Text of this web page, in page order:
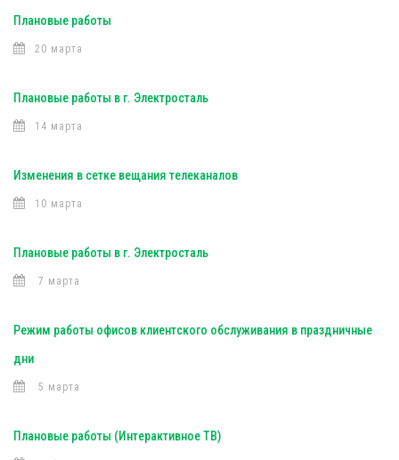
Плановые работы
20 марта
Плановые работы в г. Электросталь
14 марта
Изменения в сетке вещания телеканалов
10 марта
Плановые работы в г. Электросталь
7 марта
Режим работы офисов клиентского обслуживания в праздничные
дни
5 марта
Плановые работы (Интерактивное ТВ)